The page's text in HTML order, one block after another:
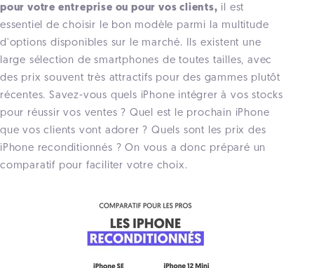
pour votre entreprise ou pour vos clients, il est
essentiel de choisir le bon modèle parmi la multitude
d'options disponibles sur le marché. Ils existent une
large sélection de smartphones de toutes tailles, avec
des prix souvent très attractifs pour des gammes plutôt
récentes. Savez-vous quels iPhone intégrer à vos stocks
pour réussir vos ventes ? Quel est le prochain iPhone
que vos clients vont adorer ? Quels sont les prix des
iPhone reconditionnés ? On vous a donc préparé un
comparatif pour faciliter votre choix.